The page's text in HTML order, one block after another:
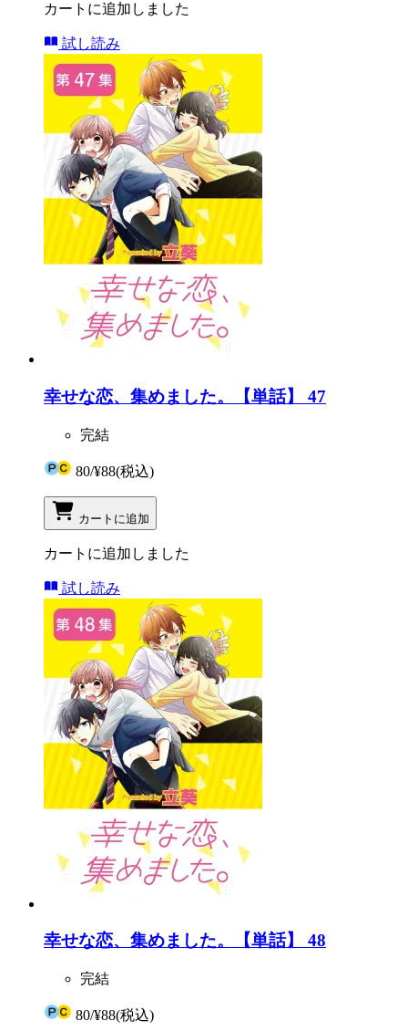
カートに追加しました
試し読み
幸せな恋、集めました。【単話】 47
完結
80/¥88(税込)
カートに追加
カートに追加しました
試し読み
幸せな恋、集めました。【単話】 48
完結
80/¥88(税込)